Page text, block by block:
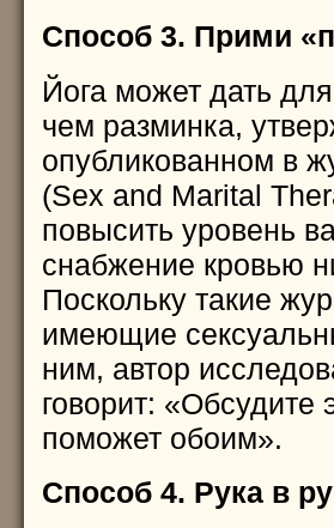
Способ 3. Прими
Йога может дать
чем разминка,
опубликованном в
(Sex and Marital
повысить уровень
снабжение кровью
Поскольку такие
имеющие
ним, автор
говорит: «Обсудите
поможет обоим».
Способ 4. Рука в